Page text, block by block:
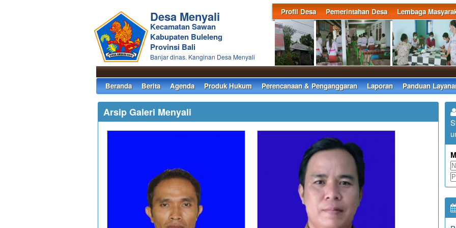
Profil Desa Pemerintahan Desa Lembaga
Desa Menyali
Kecamatan Sawan
Kabupaten Buleleng
Provinsi Bali
Banjar dinas. Kanginan Desa Menyali
Beranda Berita Agenda Produk Hukum Perencanaan & Penganggaran Laporan Panduan
Arsip Galeri Menyali